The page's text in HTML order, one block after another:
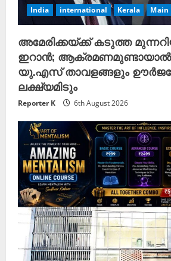
India international Kerala Main
അമേരിക്കയ്ക്ക് കടുത്ത
ഇറാൻ;
യു.എസ് താവളങ്ങളും
ലക്ഷ്യമിടും
Reporter K 6th August 2026